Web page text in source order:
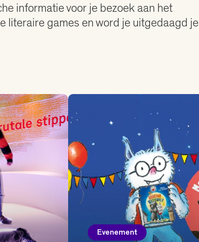
informatie voor je bezoek aan het
literaire games en word je uitgedaagd je
Evenement